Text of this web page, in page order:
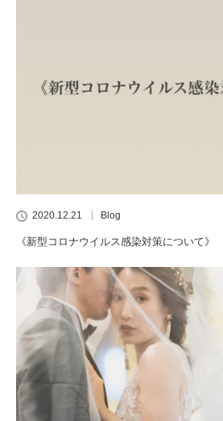
2020.12.21 Blog
《新型コロナウイルス感染対策について》